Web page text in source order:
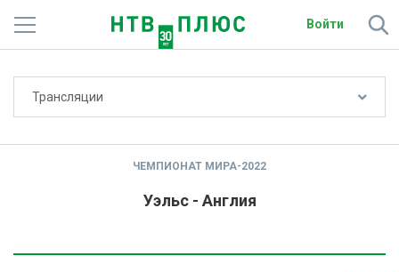
Войти
Трансляции
ЧЕМПИОНАТ МИРА-2022
Уэльс - Англия